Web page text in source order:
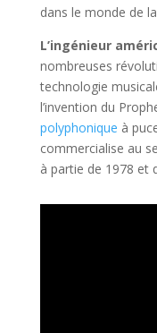
dans le monde de
L’ingénieur
nombreuses
technologie
l’invention du
polyphonique à
commercialise au
à partie de 1978 et